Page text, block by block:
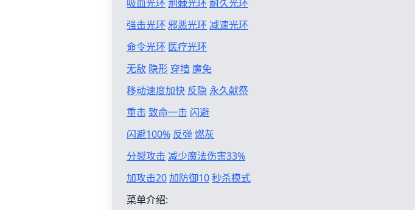
吸血光环 荆棘光环 耐久光环
强击光环 邪恶光环 减速光环
命令光环 医疗光环
无敌 隐形 穿墙 魔免
移动速度加快 反隐 永久献祭
重击 致命一击 闪避
闪避100% 反弹燃灰
分裂攻击 减少魔法伤害33%
加攻击20加防御10秒杀模式
菜单介绍: